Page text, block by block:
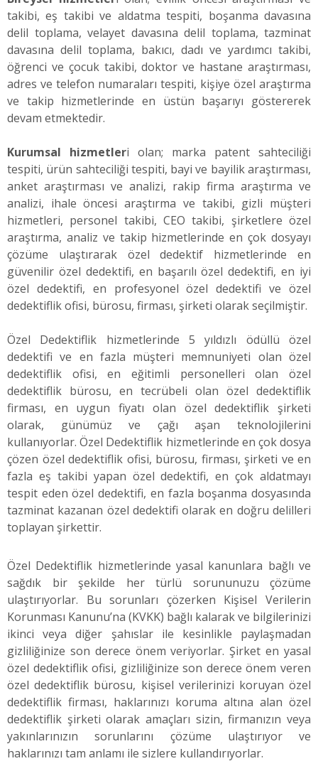
takibi, eş takibi ve aldatma tespiti, boşanma davasına
delil toplama, velayet davasına delil toplama, tazminat
davasına delil toplama, bakıcı, dadı ve yardımcı takibi,
öğrenci ve çocuk takibi, doktor ve hastane araştırması,
adres ve telefon numaraları tespiti, kişiye özel araştırma
ve takip hizmetlerinde en üstün başarıyı göstererek
devam etmektedir.
Kurumsal hizmetleri olan; marka patent sahteciliği
tespiti, ürün sahteciliği tespiti, bayi ve bayilik araştırması,
anket araştırması ve analizi, rakip firma araştırma ve
analizi, ihale öncesi araştırma ve takibi, gizli müşteri
hizmetleri, personel takibi, CEO takibi, şirketlere özel
araştırma, analiz ve takip hizmetlerinde en çok dosyayı
çözüme ulaştırarak özel dedektif hizmetlerinde en
güvenilir özel dedektifi, en başarılı özel dedektifi, en iyi
özel dedektifi, en profesyonel özel dedektifi ve özel
dedektiflik ofisi, bürosu, firması, şirketi olarak seçilmiştir.
Özel Dedektiflik hizmetlerinde 5 yıldızlı ödüllü özel
dedektifi ve en fazla müşteri memnuniyeti olan özel
dedektiflik ofisi, en eğitimli personelleri olan özel
dedektiflik bürosu, en tecrübeli olan özel dedektiflik
firması, en uygun fiyatı olan özel dedektiflik şirketi
olarak, günümüz ve çağı aşan teknolojilerini
kullanıyorlar. Özel Dedektiflik hizmetlerinde en çok dosya
çözen özel dedektiflik ofisi, bürosu, firması, şirketi ve en
fazla eş takibi yapan özel dedektifi, en çok aldatmayı
tespit eden özel dedektifi, en fazla boşanma dosyasında
tazminat kazanan özel dedektifi olarak en doğru delilleri
toplayan şirkettir.
Özel Dedektiflik hizmetlerinde yasal kanunlara bağlı ve
sağdık bir şekilde her türlü sorununuzu çözüme
ulaştırıyorlar. Bu sorunları çözerken Kişisel Verilerin
Korunması Kanunu’na (KVKK) bağlı kalarak ve bilgilerinizi
ikinci veya diğer şahıslar ile kesinlikle paylaşmadan
gizliliğinize son derece önem veriyorlar. Şirket en yasal
özel dedektiflik ofisi, gizliliğinize son derece önem veren
özel dedektiflik bürosu, kişisel verilerinizi koruyan özel
dedektiflik firması, haklarınızı koruma altına alan özel
dedektiflik şirketi olarak amaçları sizin, firmanızın veya
yakınlarınızın sorunlarını çözüme ulaştırıyor ve
haklarınızı tam anlamı ile sizlere kullandırıyorlar.